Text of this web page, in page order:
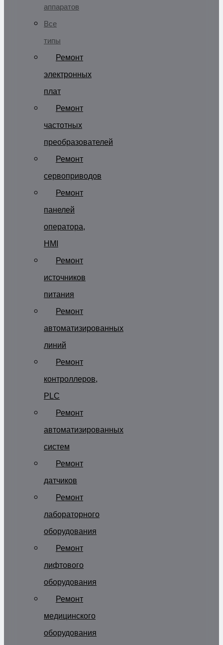
аппаратов
Все
типы
Ремонт
электронных
плат
Ремонт
частотных
преобразователей
Ремонт
сервоприводов
Ремонт
панелей
оператора,
HMI
Ремонт
источников
питания
Ремонт
автоматизированных
линий
Ремонт
контроллеров,
PLC
Ремонт
автоматизированных
систем
Ремонт
датчиков
Ремонт
лабораторного
оборудования
Ремонт
лифтового
оборудования
Ремонт
медицинского
оборудования